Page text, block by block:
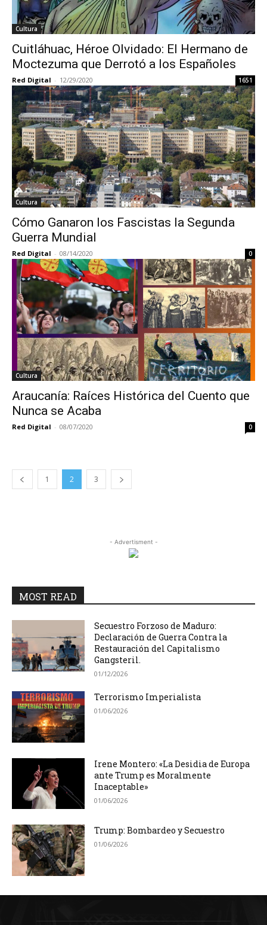
Cultura
Cuitláhuac, Héroe Olvidado: El Hermano de
Moctezuma que Derrotó a los Españoles
Red Digital - 12/29/2020 1651
Cultura
Cómo Ganaron los Fascistas la Segunda
Guerra Mundial
Red Digital - 08/14/2020 0
Cultura
Araucanía: Raíces Histórica del Cuento que
Nunca se Acaba
Red Digital - 08/07/2020 0
1 2 3
- Advertisment -
MOST READ
Secuestro Forzoso de Maduro:
Declaración de Guerra Contra la
Restauración del Capitalismo
Gangsteril.
01/12/2026
Terrorismo Imperialista
01/06/2026
Irene Montero: «La Desidia de Europa
ante Trump es Moralmente
Inaceptable»
01/06/2026
Trump: Bombardeo y Secuestro
01/06/2026